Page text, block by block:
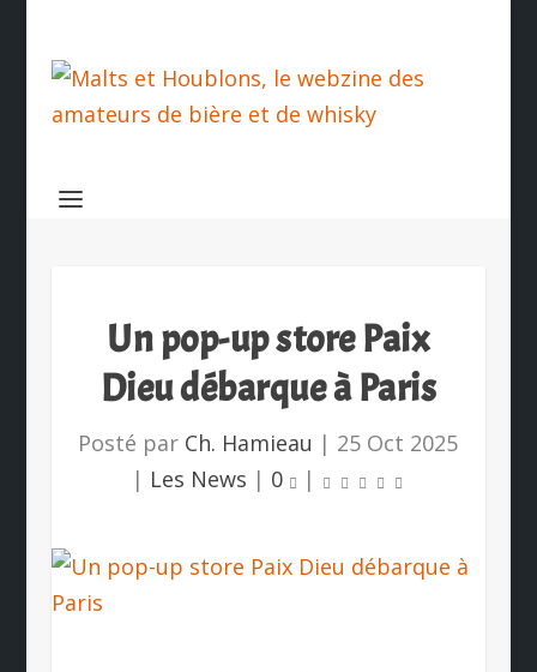
Un pop-up store Paix
Dieu débarque à Paris
Posté par Ch. Hamieau | 25 Oct 2025
| Les News | 0 |